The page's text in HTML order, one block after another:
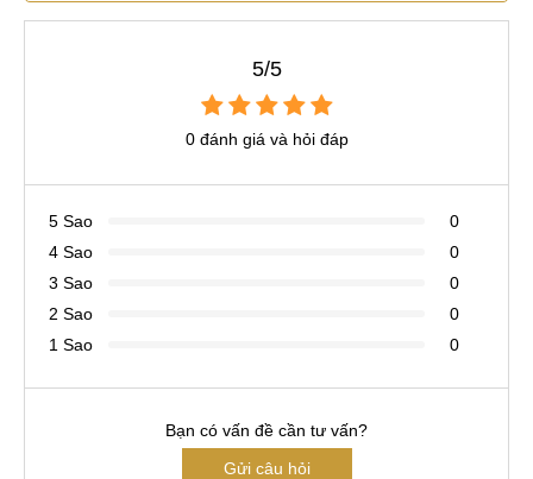
5/5
0 đánh giá và hỏi đáp
5 Sao
0
4 Sao
0
3 Sao
0
2 Sao
0
1 Sao
0
Bạn có vấn đề cần tư vấn?
Gửi câu hỏi